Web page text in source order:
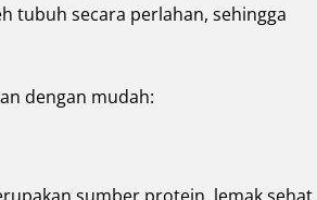
tubuh secara perlahan, sehingga
dengan mudah:
sumber protein, lemak sehat,